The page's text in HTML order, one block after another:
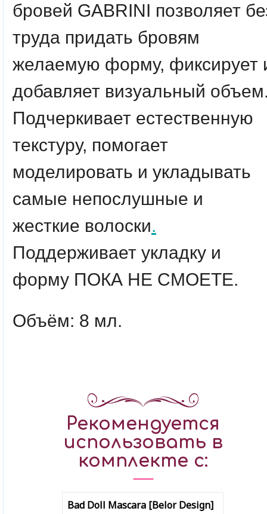
бровей GABRINI позволяет
труда придать бровям
желаемую форму, фиксирует
добавляет визуальный
Подчеркивает естественную
текстуру, помогает
моделировать и укладывать
самые непослушные и
жесткие волоски.
Поддерживает укладку и
форму ПОКА НЕ СМОЕТЕ.
Объём: 8 мл.
Рекомендуется
использовать в
комплекте с:
Bad Doll Mascara [Belor Design]